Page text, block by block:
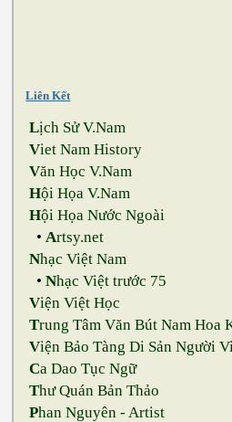
Liên Kết
Lịch Sử V.Nam
Viet Nam History
Văn Học V.Nam
Hội Họa V.Nam
Hội Họa Nước Ngoài
•Artsy.net
Nhạc Việt Nam
•Nhạc Việt trước 75
Viện Việt Học
Trung Tâm Văn Bút Nam Hoa
Viện Bảo Tàng Di Sản Người
Ca Dao Tục Ngữ
Thư Quán Bản Thảo
Phan Nguyên - Artist